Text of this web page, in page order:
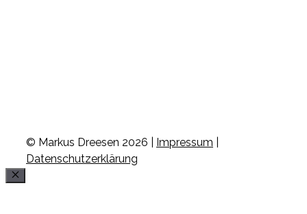
© Markus Dreesen 2026 | Impressum
Datenschutzerklärung
Schließen